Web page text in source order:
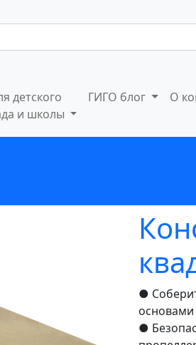
детского
и школы
ГИГО блог О
●
●